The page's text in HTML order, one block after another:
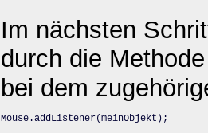
Im nächsten
durch die
bei dem
Mouse.addListener(meinObjekt);